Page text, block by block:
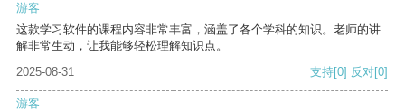
游客
这款学习软件的课程内容非常丰富，涵盖了各个学科的知识。老师的讲
解非常生动，让我能够轻松理解知识点。
2025-08-31
支持[0] 反对[0]
游客